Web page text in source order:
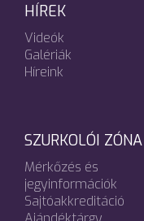
HÍREK
Videók
Galériák
Híreink
SZURKOLÓI ZÓNA
Mérkőzés és
jegyinformációk
Sajtóakkreditáció